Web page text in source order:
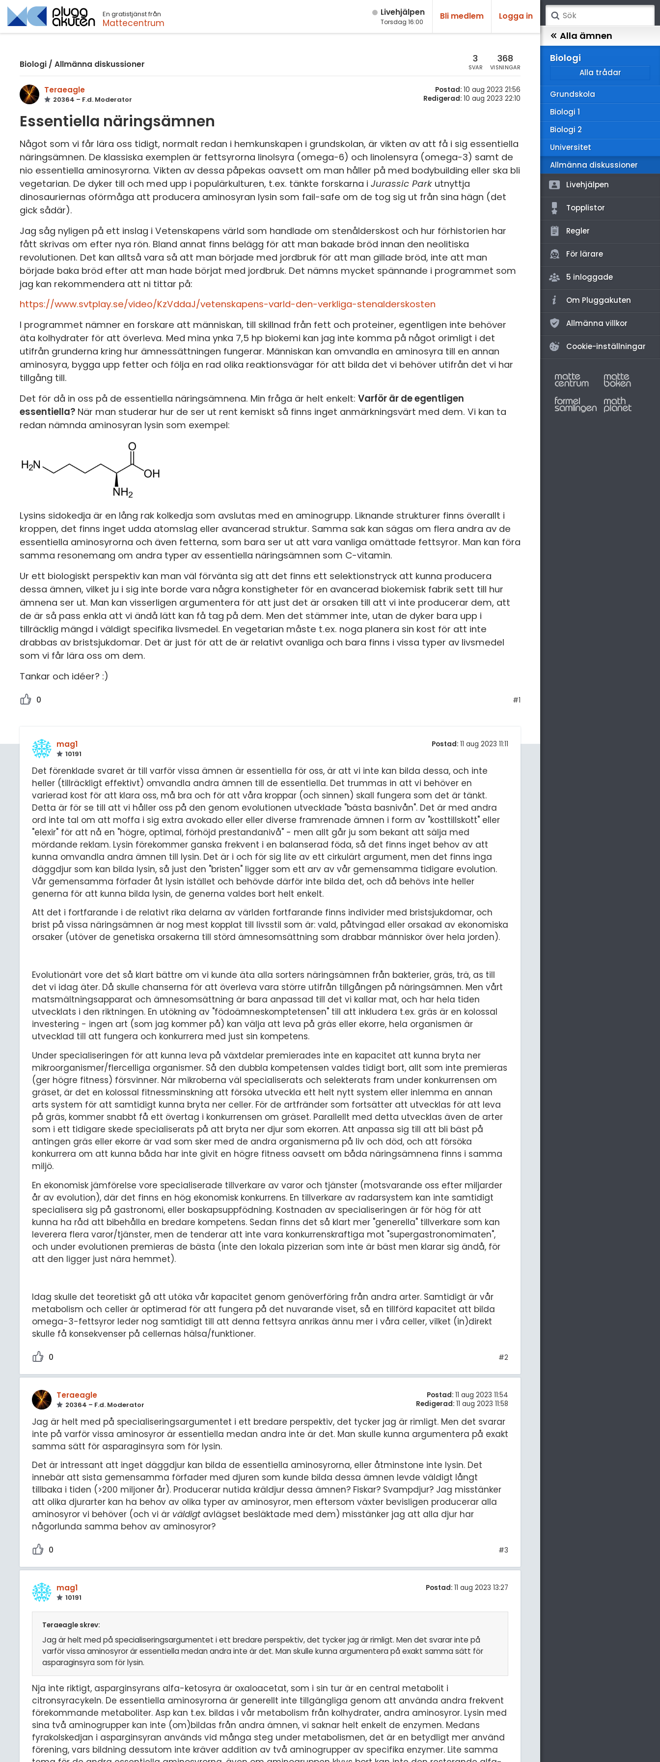
En gratistjänst från
Mattecentrum
Live­hjälpen
Torsdag 16:00
Bli medlem Logga in
Biologi / Allmänna diskussioner 3
SVAR
368
VISNINGAR
Teraeagle
20364 – F.d. Moderator
Postad: 10 aug 2023 21:56
Redigerad: 10 aug 2023 22:10
Essentiella näringsämnen
Något som vi får lära oss tidigt, normalt redan i hemkunskapen i grundskolan, är vikten av att få i sig essentiella
näringsämnen. De klassiska exemplen är fettsyrorna linolsyra (omega-6) och linolensyra (omega-3) samt de
nio essentiella aminosyrorna. Vikten av dessa påpekas oavsett om man håller på med bodybuilding eller ska bli
vegetarian. De dyker till och med upp i populärkulturen, t.ex. tänkte forskarna i Jurassic Park utnyttja
dinosauriernas oförmåga att producera aminosyran lysin som fail-safe om de tog sig ut från sina hägn (det
gick sådär).
Jag såg nyligen på ett inslag i Vetenskapens värld som handlade om stenålderskost och hur förhistorien har
fått skrivas om efter nya rön. Bland annat finns belägg för att man bakade bröd innan den neolitiska
revolutionen. Det kan alltså vara så att man började med jordbruk för att man gillade bröd, inte att man
började baka bröd efter att man hade börjat med jordbruk. Det nämns mycket spännande i programmet som
jag kan rekommendera att ni tittar på:
https://www.svtplay.se/video/KzVddaJ/vetenskapens-varld-den-verkliga-stenalderskosten
I programmet nämner en forskare att människan, till skillnad från fett och proteiner, egentligen inte behöver
äta kolhydrater för att överleva. Med mina ynka 7,5 hp biokemi kan jag inte komma på något orimligt i det
utifrån grunderna kring hur ämnessättningen fungerar. Människan kan omvandla en aminosyra till en annan
aminosyra, bygga upp fetter och följa en rad olika reaktionsvägar för att bilda det vi behöver utifrån det vi har
tillgång till.
Det för då in oss på de essentiella näringsämnena. Min fråga är helt enkelt: Varför är de egentligen
essentiella? När man studerar hur de ser ut rent kemiskt så finns inget anmärkningsvärt med dem. Vi kan ta
redan nämnda aminosyran lysin som exempel:
Lysins sidokedja är en lång rak kolkedja som avslutas med en aminogrupp. Liknande strukturer finns överallt i
kroppen, det finns inget udda atomslag eller avancerad struktur. Samma sak kan sägas om flera andra av de
essentiella aminosyrorna och även fetterna, som bara ser ut att vara vanliga omättade fettsyror. Man kan föra
samma resonemang om andra typer av essentiella näringsämnen som C-vitamin.
Ur ett biologiskt perspektiv kan man väl förvänta sig att det finns ett selektionstryck att kunna producera
dessa ämnen, vilket ju i sig inte borde vara några konstigheter för en avancerad biokemisk fabrik sett till hur
ämnena ser ut. Man kan visserligen argumentera för att just det är orsaken till att vi inte producerar dem, att
de är så pass enkla att vi ändå lätt kan få tag på dem. Men det stämmer inte, utan de dyker bara upp i
tillräcklig mängd i väldigt specifika livsmedel. En vegetarian måste t.ex. noga planera sin kost för att inte
drabbas av bristsjukdomar. Det är just för att de är relativt ovanliga och bara finns i vissa typer av livsmedel
som vi får lära oss om dem.
Tankar och idéer? :)
0 #1
mag1
10191
Postad: 11 aug 2023 11:11
Det förenklade svaret är till varför vissa ämnen är essentiella för oss, är att vi inte kan bilda dessa, och inte
heller (tillräckligt effektivt) omvandla andra ämnen till de essentiella. Det trummas in att vi behöver en
varierad kost för att klara oss, må bra och för att våra kroppar (och sinnen) skall fungera som det är tänkt.
Detta är för se till att vi håller oss på den genom evolutionen utvecklade "bästa basnivån". Det är med andra
ord inte tal om att moffa i sig extra avokado eller eller diverse framrenade ämnen i form av "kosttillskott" eller
"elexir" för att nå en "högre, optimal, förhöjd prestandanivå" - men allt går ju som bekant att sälja med
mördande reklam. Lysin förekommer ganska frekvent i en balanserad föda, så det finns inget behov av att
kunna omvandla andra ämnen till lysin. Det är i och för sig lite av ett cirkulärt argument, men det finns inga
däggdjur som kan bilda lysin, så just den "bristen" ligger som ett arv av vår gemensamma tidigare evolution.
Vår gemensamma förfader åt lysin istället och behövde därför inte bilda det, och då behövs inte heller
generna för att kunna bilda lysin, de generna valdes bort helt enkelt.
Att det i fortfarande i de relativt rika delarna av världen fortfarande finns individer med bristsjukdomar, och
brist på vissa näringsämnen är nog mest kopplat till livsstil som är: vald, påtvingad eller orsakad av ekonomiska
orsaker (utöver de genetiska orsakerna till störd ämnesomsättning som drabbar människor över hela jorden).
Evolutionärt vore det så klart bättre om vi kunde äta alla sorters näringsämnen från bakterier, gräs, trä, as till
det vi idag äter. Då skulle chanserna för att överleva vara större utifrån tillgången på näringsämnen. Men vårt
matsmältningsapparat och ämnesomsättning är bara anpassad till det vi kallar mat, och har hela tiden
utvecklats i den riktningen. En utökning av "födoämneskomptetensen" till att inkludera t.ex. gräs är en kolossal
investering - ingen art (som jag kommer på) kan välja att leva på gräs eller ekorre, hela organismen är
utvecklad till att fungera och konkurrera med just sin kompetens.
Under specialiseringen för att kunna leva på växtdelar premierades inte en kapacitet att kunna bryta ner
mikroorganismer/flercelliga organismer. Så den dubbla kompetensen valdes tidigt bort, allt som inte premieras
(ger högre fitness) försvinner. När mikroberna väl specialiserats och selekterats fram under konkurrensen om
gräset, är det en kolossal fitnessminskning att försöka utveckla ett helt nytt system eller inlemma en annan
arts system för att samtidigt kunna bryta ner celler. För de artfränder som fortsätter att utvecklas för att leva
på gräs, kommer snabbt få ett övertag i konkurrensen om gräset. Parallellt med detta utvecklas även de arter
som i ett tidigare skede specialiserats på att bryta ner djur som ekorren. Att anpassa sig till att bli bäst på
antingen gräs eller ekorre är vad som sker med de andra organismerna på liv och död, och att försöka
konkurrera om att kunna båda har inte givit en högre fitness oavsett om båda näringsämnena finns i samma
miljö.
En ekonomisk jämförelse vore specialiserade tillverkare av varor och tjänster (motsvarande oss efter miljarder
år av evolution), där det finns en hög ekonomisk konkurrens. En tillverkare av radarsystem kan inte samtidigt
specialisera sig på gastronomi, eller boskapsuppfödning. Kostnaden av specialiseringen är för hög för att
kunna ha råd att bibehålla en bredare kompetens. Sedan finns det så klart mer "generella" tillverkare som kan
leverera flera varor/tjänster, men de tenderar att inte vara konkurrenskraftiga mot "supergastronomimaten",
och under evolutionen premieras de bästa (inte den lokala pizzerian som inte är bäst men klarar sig ändå, för
att den ligger just nära hemmet).
Idag skulle det teoretiskt gå att utöka vår kapacitet genom genöverföring från andra arter. Samtidigt är vår
metabolism och celler är optimerad för att fungera på det nuvarande viset, så en tillförd kapacitet att bilda
omega-3-fettsyror leder nog samtidigt till att denna fettsyra anrikas ännu mer i våra celler, vilket (in)direkt
skulle få konsekvenser på cellernas hälsa/funktioner.
0 #2
Teraeagle
20364 – F.d. Moderator
Postad: 11 aug 2023 11:54
Redigerad: 11 aug 2023 11:58
Jag är helt med på specialiseringsargumentet i ett bredare perspektiv, det tycker jag är rimligt. Men det svarar
inte på varför vissa aminosyror är essentiella medan andra inte är det. Man skulle kunna argumentera på exakt
samma sätt för asparaginsyra som för lysin.
Det är intressant att inget däggdjur kan bilda de essentiella aminosyrorna, eller åtminstone inte lysin. Det
innebär att sista gemensamma förfader med djuren som kunde bilda dessa ämnen levde väldigt långt
tillbaka i tiden (>200 miljoner år). Producerar nutida kräldjur dessa ämnen? Fiskar? Svampdjur? Jag misstänker
att olika djurarter kan ha behov av olika typer av aminosyror, men eftersom växter bevisligen producerar alla
aminosyror vi behöver (och vi är väldigtavlägset besläktade med dem) misstänker jag att alla djur har
någorlunda samma behov av aminosyror?
0 #3
mag1
10191
Postad: 11 aug 2023 13:27
Teraeagle skrev:
Jag är helt med på specialiseringsargumentet i ett bredare perspektiv, det tycker jag är rimligt. Men det svarar inte på
varför vissa aminosyror är essentiella medan andra inte är det. Man skulle kunna argumentera på exakt samma sätt för
asparaginsyra som för lysin.
Nja inte riktigt, asparginsyrans alfa-ketosyra är oxaloacetat, som i sin tur är en central metabolit i
citronsyracykeln. De essentiella aminosyrorna är generellt inte tillgängliga genom att använda andra frekvent
förekommande metaboliter. Asp kan t.ex. bildas i vår metabolism från kolhydrater, andra aminosyror. Lysin med
sina två aminogrupper kan inte (om)bildas från andra ämnen, vi saknar helt enkelt de enzymen. Medans
fyrakolskedjan i asparginsyran används vid många steg under metabolismen, det är en betydligt mer använd
förening, vars bildning dessutom inte kräver addition av två aminogrupper av specifika enzymer. Lite samma
Sök
Matematik
Kemi
Biologi
Alla ämnen
Biologi
Alla trådar
Grundskola
Biologi 1
Biologi 2
Universitet
Allmänna diskussioner
Livehjälpen
Topplistor
Regler
För lärare
5 inloggade
Om Pluggakuten
Allmänna villkor
Cookie-inställningar
Programmering
Svenska
Engelska
Fler språk
Ekonomi
Fler ämnen